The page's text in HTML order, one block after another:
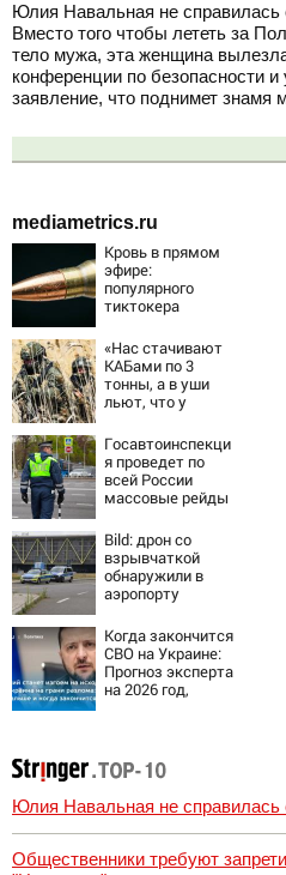
Юлия Навальная не справилась
Вместо того чтобы лететь за
тело мужа, эта женщина
конференции по безопасности
заявление, что поднимет знамя
mediametrics.ru
Кровь в прямом
эфире:
популярного
тиктокера
ресторана
«Нас стачивают
КАБами по 3
тонны, а в уши
льют, что у
резервов»
Госавтоинспекци
я проведет по
всей России
массовые рейды
Bild: дрон со
взрывчаткой
обнаружили в
аэропорту
Когда закончится
СВО на Украине:
Прогноз эксперта
на 2026 год,
Юлия Навальная не справилась
Общественники требуют